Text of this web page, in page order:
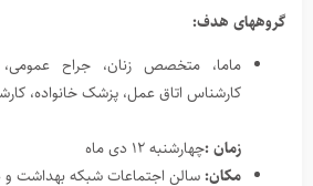
گروههای هدف:
ماما، متخصص زنان، جراح
کارشناس اتاق عمل، پزشک خانواده،
زمان :چهارشنبه ۱۲ دی ماه
مکان:سالن اجتماعات شبکه بهداشت و